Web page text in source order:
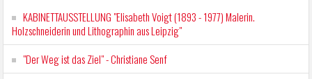
KABINETTAUSSTELLUNG "Elisabeth Voigt (1893 - 1977) Malerin.
Holzschneiderin und Lithographin aus Leipzig"
"Der Weg ist das Ziel" - Christiane Senf